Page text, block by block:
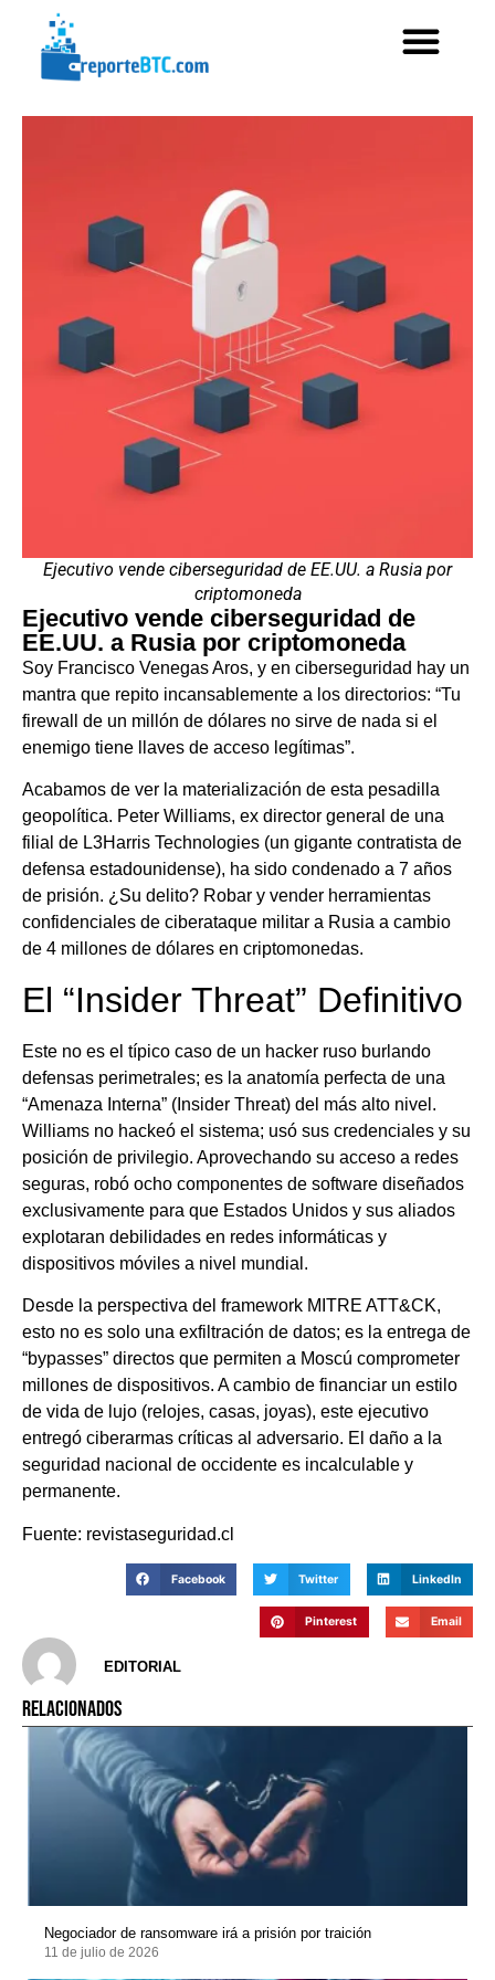
Ejecutivo vende ciberseguridad de EE.UU. a Rusia por
criptomoneda
Ejecutivo vende ciberseguridad de
EE.UU. a Rusia por criptomoneda
Soy Francisco Venegas Aros, y en ciberseguridad hay un
mantra que repito incansablemente a los directorios: “Tu
firewall de un millón de dólares no sirve de nada si el
enemigo tiene llaves de acceso legítimas”.
Acabamos de ver la materialización de esta pesadilla
geopolítica. Peter Williams, ex director general de una
filial de L3Harris Technologies (un gigante contratista de
defensa estadounidense), ha sido condenado a 7 años
de prisión. ¿Su delito? Robar y vender herramientas
confidenciales de ciberataque militar a Rusia a cambio
de 4 millones de dólares en criptomonedas.
El “Insider Threat” Definitivo
Este no es el típico caso de un hacker ruso burlando
defensas perimetrales; es la anatomía perfecta de una
“Amenaza Interna” (Insider Threat) del más alto nivel.
Williams no hackeó el sistema; usó sus credenciales y su
posición de privilegio. Aprovechando su acceso a redes
seguras, robó ocho componentes de software diseñados
exclusivamente para que Estados Unidos y sus aliados
explotaran debilidades en redes informáticas y
dispositivos móviles a nivel mundial.
Desde la perspectiva del framework MITRE ATT&CK,
esto no es solo una exfiltración de datos; es la entrega de
“bypasses” directos que permiten a Moscú comprometer
millones de dispositivos. A cambio de financiar un estilo
de vida de lujo (relojes, casas, joyas), este ejecutivo
entregó ciberarmas críticas al adversario. El daño a la
seguridad nacional de occidente es incalculable y
permanente.
Fuente: revistaseguridad.cl
Facebook Twitter LinkedIn
Pinterest Email
EDITORIAL
RELACIONADOS
Negociador de ransomware irá a prisión por traición
11 de julio de 2026